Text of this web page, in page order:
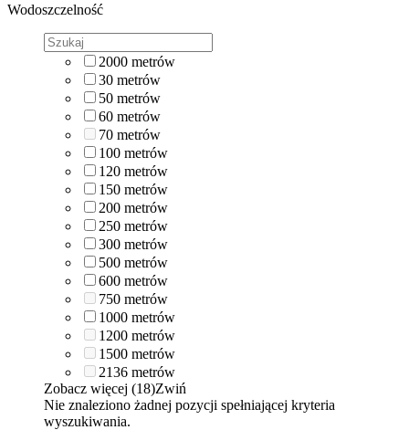
Wodoszczelność
2000 metrów
30 metrów
50 metrów
60 metrów
70 metrów
100 metrów
120 metrów
150 metrów
200 metrów
250 metrów
300 metrów
500 metrów
600 metrów
750 metrów
1000 metrów
1200 metrów
1500 metrów
2136 metrów
Zobacz więcej (18)Zwiń
Nie znaleziono żadnej pozycji spełniającej kryteria
wyszukiwania.